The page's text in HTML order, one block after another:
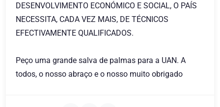
DESENVOLVIMENTO ECONÓMICO E SOCIAL, O PAÍS
NECESSITA, CADA VEZ MAIS, DE TÉCNICOS
EFECTIVAMENTE QUALIFICADOS.
Peço uma grande salva de palmas para a UAN. A
todos, o nosso abraço e o nosso muito obrigado